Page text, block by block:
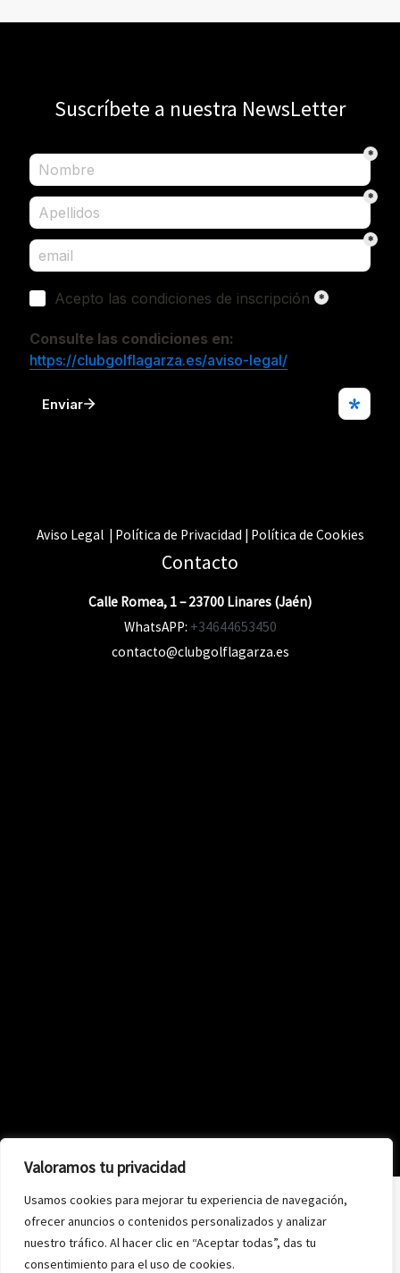
Valoramos tu privacidad
Usamos cookies para mejorar tu experiencia de navegación,
ofrecer anuncios o contenidos personalizados y analizar
nuestro tráfico. Al hacer clic en “Aceptar todas”, das tu
consentimiento para el uso de cookies.
Suscríbete a nuestra NewsLetter
Aviso Legal | Política de Privacidad | Política de Cookies
Contacto
Calle Romea, 1 – 23700 Linares (Jaén)
WhatsAPP: +34644653450
contacto@clubgolflagarza.es